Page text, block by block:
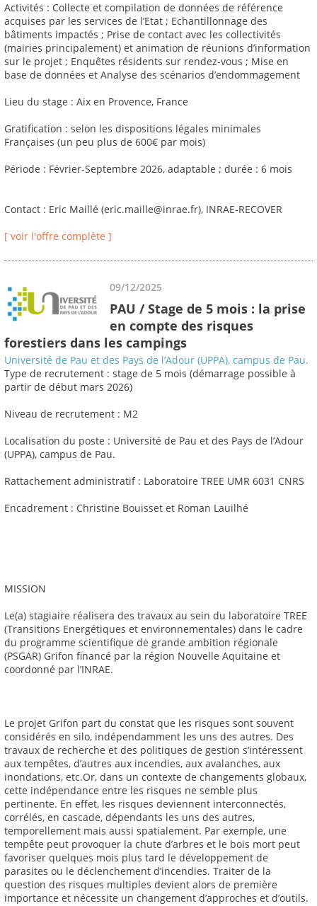
Activités : Collecte et compilation de données de référence
acquises par les services de l’Etat ; Echantillonnage des
bâtiments impactés ; Prise de contact avec les collectivités
(mairies principalement) et animation de réunions d’information
sur le projet ; Enquêtes résidents sur rendez-vous ; Mise en
base de données et Analyse des scénarios d’endommagement
Lieu du stage : Aix en Provence, France
Gratification : selon les dispositions légales minimales
Françaises (un peu plus de 600€ par mois)
Période : Février-Septembre 2026, adaptable ; durée : 6 mois
Contact : Eric Maillé (eric.maille@inrae.fr), INRAE-RECOVER
[ voir l'offre complète ]
09/12/2025
PAU / Stage de 5 mois : la prise
en compte des risques
forestiers dans les campings
Université de Pau et des Pays de l’Adour (UPPA), campus de Pau.
Type de recrutement : stage de 5 mois (démarrage possible à
partir de début mars 2026)
Niveau de recrutement : M2
Localisation du poste : Université de Pau et des Pays de l’Adour
(UPPA), campus de Pau.
Rattachement administratif : Laboratoire TREE UMR 6031 CNRS
Encadrement : Christine Bouisset et Roman Lauilhé
MISSION
Le(a) stagiaire réalisera des travaux au sein du laboratoire TREE
(Transitions Energétiques et environnementales) dans le cadre
du programme scientifique de grande ambition régionale
(PSGAR) Grifon financé par la région Nouvelle Aquitaine et
coordonné par l’INRAE.
Le projet Grifon part du constat que les risques sont souvent
considérés en silo, indépendamment les uns des autres. Des
travaux de recherche et des politiques de gestion s’intéressent
aux tempêtes, d’autres aux incendies, aux avalanches, aux
inondations, etc.Or, dans un contexte de changements globaux,
cette indépendance entre les risques ne semble plus
pertinente. En effet, les risques deviennent interconnectés,
corrélés, en cascade, dépendants les uns des autres,
temporellement mais aussi spatialement. Par exemple, une
tempête peut provoquer la chute d’arbres et le bois mort peut
favoriser quelques mois plus tard le développement de
parasites ou le déclenchement d’incendies. Traiter de la
question des risques multiples devient alors de première
importance et nécessite un changement d’approches et d’outils.